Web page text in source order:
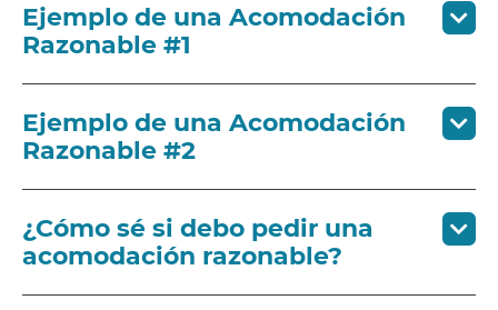
Ejemplo de una Acomodación
Razonable #1
Ejemplo de una Acomodación
Razonable #2
¿Cómo sé si debo pedir una
acomodación razonable?